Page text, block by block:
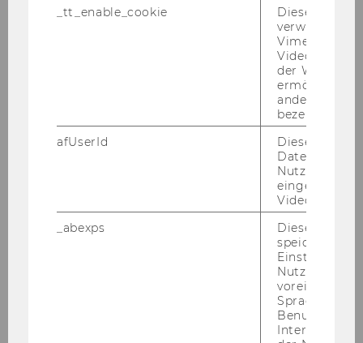
spra­chen­kennt­nis­se, päd­ago­gi­sche Eig­nung,
Be­reit­schaft zur Wei­ter­ent­wick­lung der Lehre
und der ad­mi­nis­tra­ti­ven Pro­zes­se am In­sti­tut,
Kom­mu­ni­ka­ti­ons­kom­pe­tenz, Fle­xi­bi­li­tät und
Bitte be­wer­ben Sie sich auf un­se­rer Home­page
Ende der Be­wer­bungs­frist: 30. Juli 2014
_tt_enable_cookie
Dieses
verwendet,
Vimeo-
der WU-
ermöglichen
andere nicht
bezeichnete
afUserId
Dieses
Daten von
Videos
_abexps
Dieses Cookie
speichert
Nutzer*in, zB.
Sprache,